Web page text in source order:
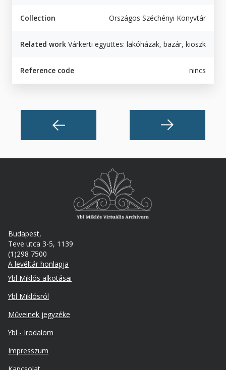
Collection Országos Széchényi Könyvtár
Related work Várkerti együttes: lakóházak, bazár, kioszk
Reference code nincs
Budapest,
Teve utca 3-5, 1139
(1)298 7500
A levéltár honlapja
Footer
Ybl Miklós alkotásai
Ybl Miklósról
Műveinek jegyzéke
Ybl - Irodalom
Lábléc
másodlagos
Impresszum